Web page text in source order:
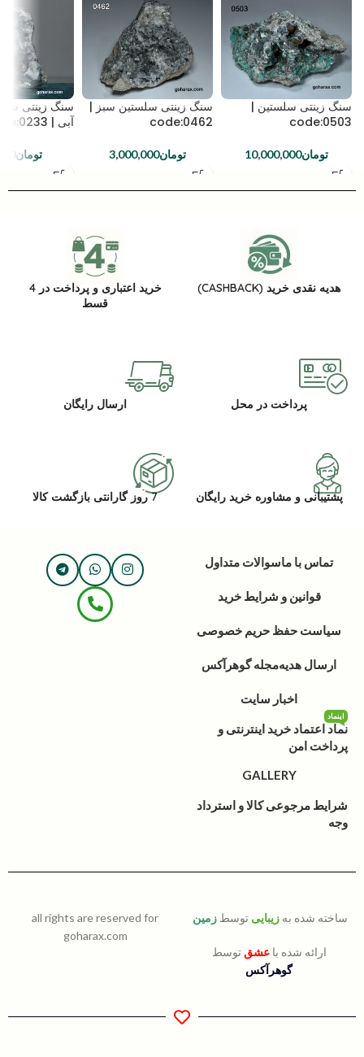
سنگ زینتی سلستین |
code:0503
تومان10,000,000
سنگ زینتی سلستین سبز |
code:0462
تومان3,000,000
سنگ زینتی
آبی | code:0233
تومان
هدیه نقدی خرید (CASHBACK)
خرید اعتباری و پرداخت در 4
قسط
پرداخت در محل ارسال رایگان
پشتیبانی و مشاوره خرید رایگان 7 روز گارانتی بازگشت کالا
تماس با ماسوالات متداول
قوانین و شرایط خرید
سیاست حفظ حریم خصوصی
ارسال هدیهمجله گوهرآکس
اخبار سایت
نماد اعتماد خرید اینترنتی و
پرداخت امن
اینماد
GALLERY
شرایط مرجوعی کالا و استرداد
وجه
ساخته شده به زیبایی توسط زمین
ارائه شده باعشق توسط
گوهرآکس
all rights are reserved for
goharax.com